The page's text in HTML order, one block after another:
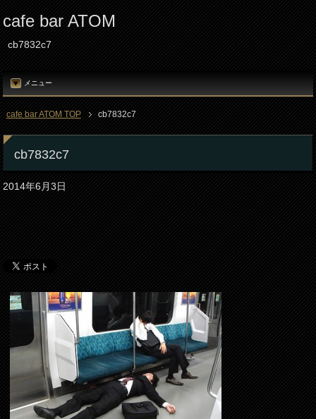
cafe bar ATOM
cb7832c7
メニュー
cafe bar ATOM TOP cb7832c7
cb7832c7
2014年6月3日